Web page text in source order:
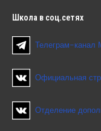
Школа в соц.сетях
Телеграм-
Официальная
Отделение